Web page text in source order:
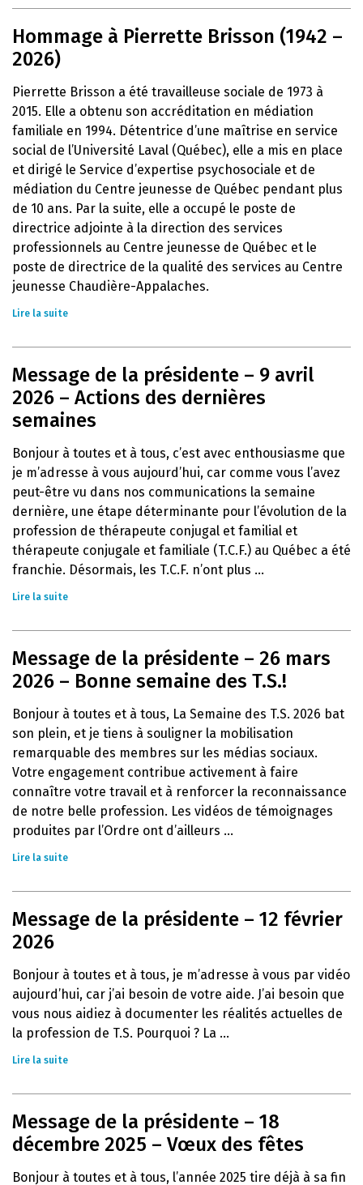
Hommage à Pierrette Brisson (1942 –
2026)
Pierrette Brisson a été travailleuse sociale de 1973 à
2015. Elle a obtenu son accréditation en médiation
familiale en 1994. Détentrice d’une maîtrise en service
social de l’Université Laval (Québec), elle a mis en place
et dirigé le Service d’expertise psychosociale et de
médiation du Centre jeunesse de Québec pendant plus
de 10 ans. Par la suite, elle a occupé le poste de
directrice adjointe à la direction des services
professionnels au Centre jeunesse de Québec et le
poste de directrice de la qualité des services au Centre
jeunesse Chaudière-Appalaches.
Lire la suite
Message de la présidente – 9 avril
2026 – Actions des dernières
semaines
Bonjour à toutes et à tous, c’est avec enthousiasme que
je m’adresse à vous aujourd’hui, car comme vous l’avez
peut-être vu dans nos communications la semaine
dernière, une étape déterminante pour l’évolution de la
profession de thérapeute conjugal et familial et
thérapeute conjugale et familiale (T.C.F.) au Québec a été
franchie. Désormais, les T.C.F. n’ont plus ...
Lire la suite
Message de la présidente – 26 mars
2026 – Bonne semaine des T.S.!
Bonjour à toutes et à tous, La Semaine des T.S. 2026 bat
son plein, et je tiens à souligner la mobilisation
remarquable des membres sur les médias sociaux.
Votre engagement contribue activement à faire
connaître votre travail et à renforcer la reconnaissance
de notre belle profession. Les vidéos de témoignages
produites par l’Ordre ont d’ailleurs ...
Lire la suite
Message de la présidente – 12 février
2026
Bonjour à toutes et à tous, je m’adresse à vous par vidéo
aujourd’hui, car j’ai besoin de votre aide. J’ai besoin que
vous nous aidiez à documenter les réalités actuelles de
la profession de T.S. Pourquoi ? La ...
Lire la suite
Message de la présidente – 18
décembre 2025 – Vœux des fêtes
Bonjour à toutes et à tous, l’année 2025 tire déjà à sa fin